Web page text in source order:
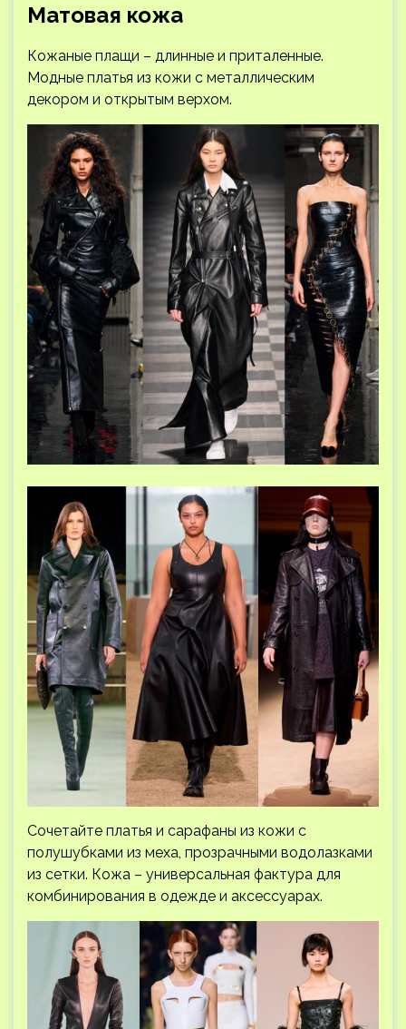
Матовая кожа
Кожаные плащи – длинные и приталенные.
Модные платья из кожи с металлическим
декором и открытым верхом.
Сочетайте платья и сарафаны из кожи с
полушубками из меха, прозрачными водолазками
из сетки. Кожа – универсальная фактура для
комбинирования в одежде и аксессуарах.